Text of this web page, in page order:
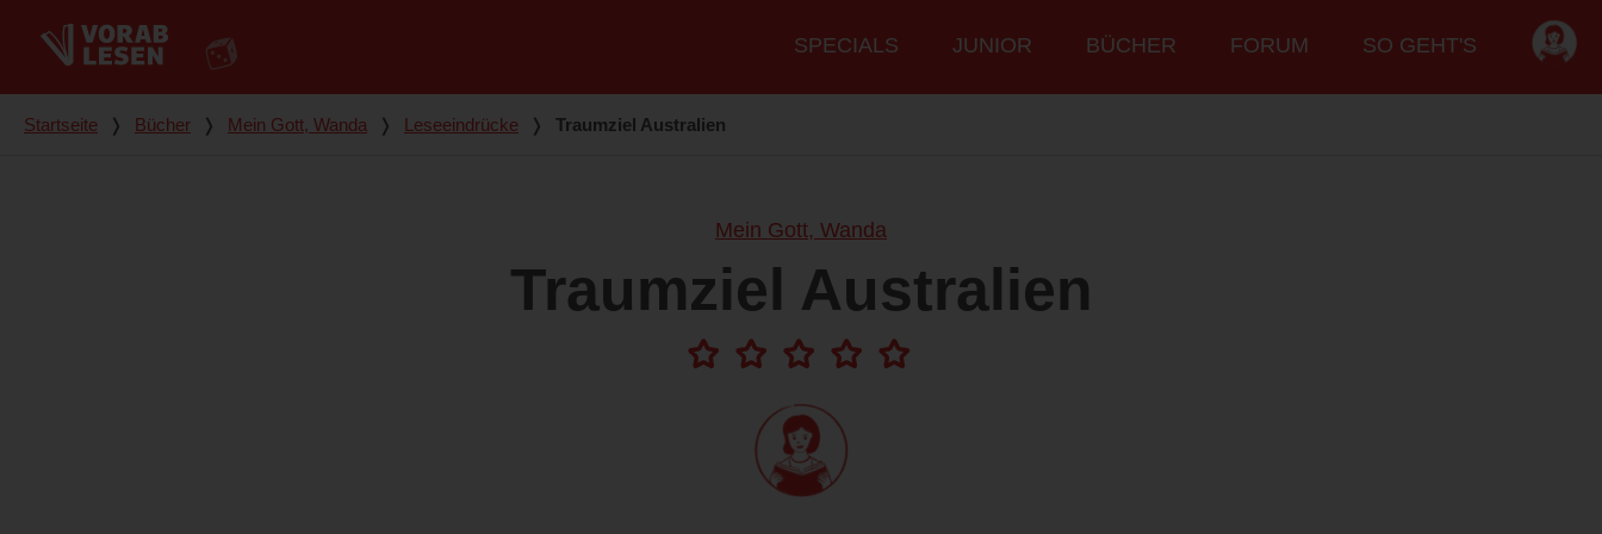
Hauptmenü
SPECIALS JUNIOR BÜCHER FORUM SO GEHT'S
Du bist hier
Startseite ❭ Bücher ❭ Mein Gott, Wanda ❭ Leseeindrücke ❭ Traumziel Australien
Mein Gott, Wanda
Traumziel Australien